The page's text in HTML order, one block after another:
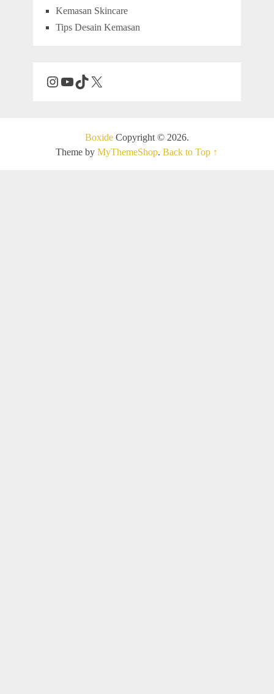
Kemasan Skincare
Tips Desain Kemasan
BoxideCopyright © 2026.
Theme byMyThemeShop.Back to Top ↑